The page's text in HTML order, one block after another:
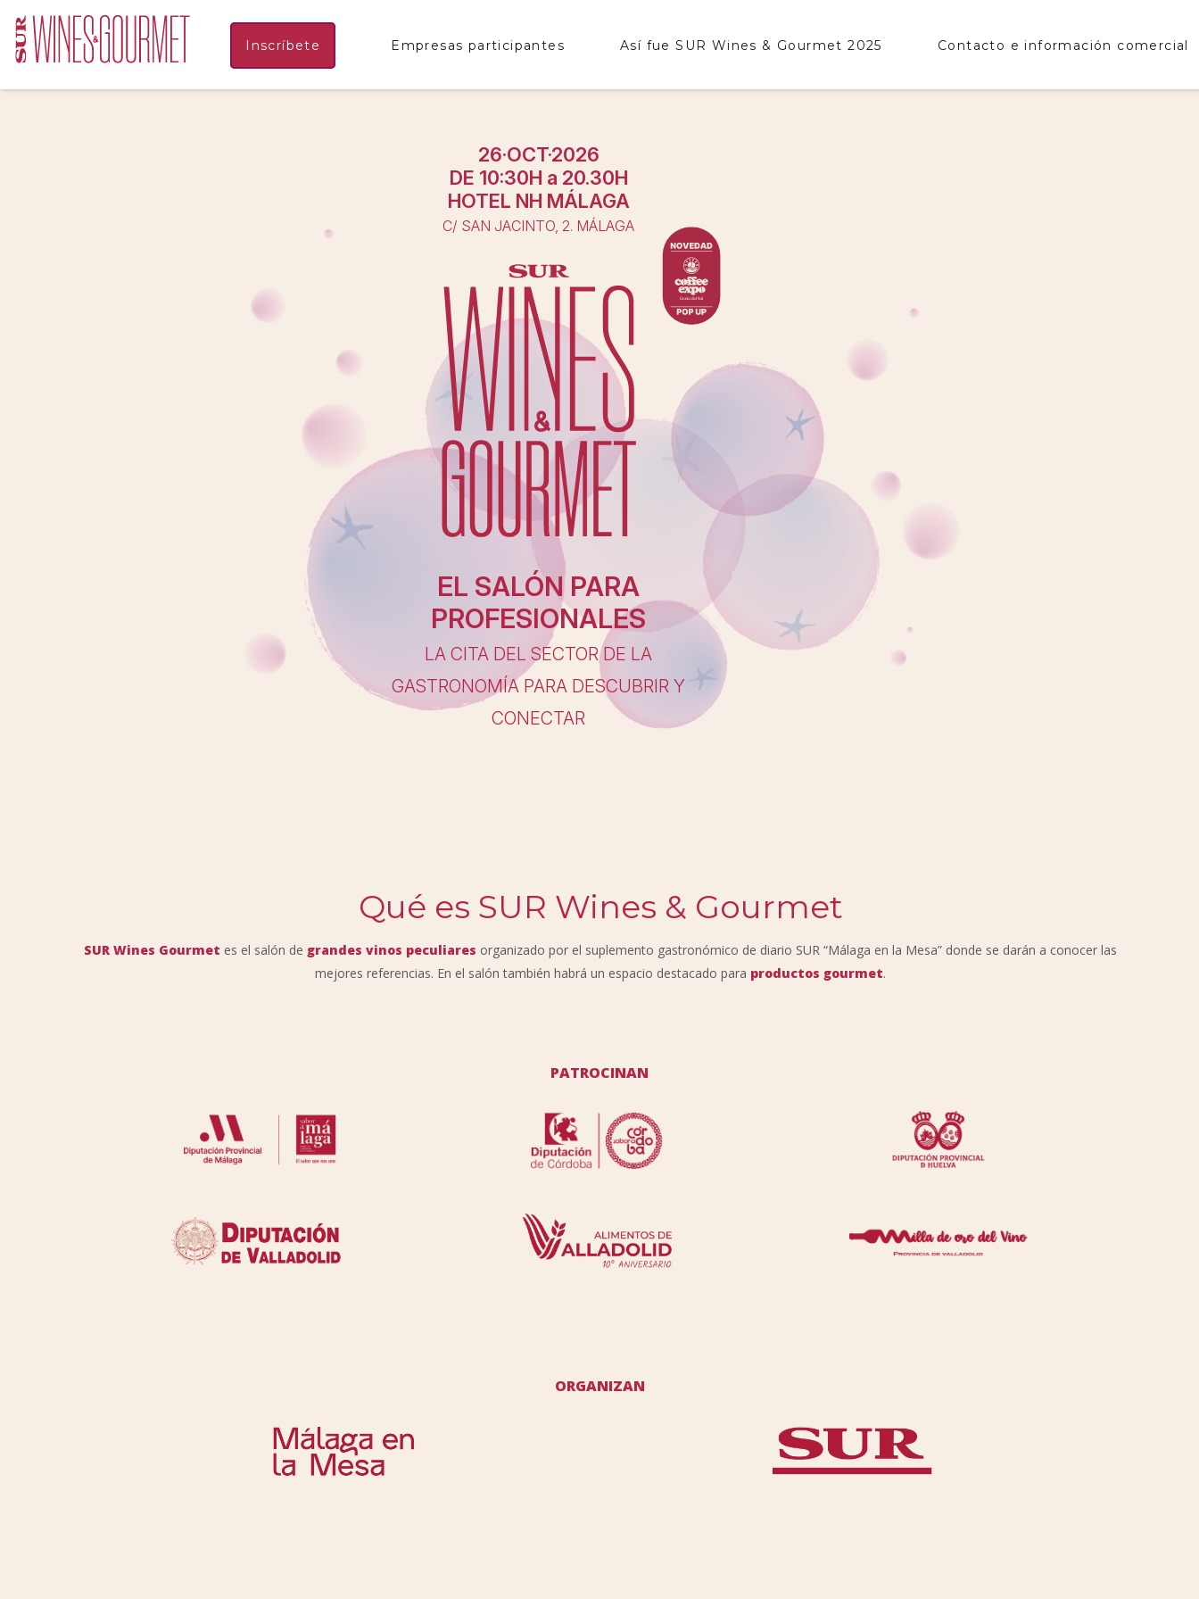
Inscríbete Empresas participantes Así fue SUR Wines & Gourmet 2025 Contacto e información comercial
26·OCT·2026
DE 10:30H a 20.30H
HOTEL NH MÁLAGA
C/ SAN JACINTO, 2. MÁLAGA
EL SALÓN PARA
PROFESIONALES
LA CITA DEL SECTOR DE LA
GASTRONOMÍA PARA DESCUBRIR Y
CONECTAR
Qué es SUR Wines & Gourmet
SUR Wines Gourmet es el salón de grandes vinos peculiares organizado por el suplemento gastronómico de diario SUR “Málaga en la Mesa” donde se darán a conocer las
mejores referencias. En el salón también habrá un espacio destacado para productos gourmet.
PATROCINAN
ORGANIZAN